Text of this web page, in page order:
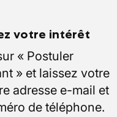
votre intérêt
« Postuler
» et laissez votre
adresse e-mail et
de téléphone.